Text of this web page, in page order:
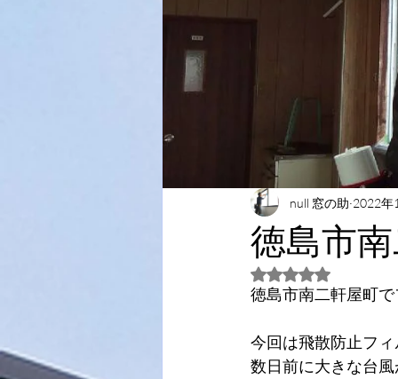
徳島市
null 窓の助 2022年
5つ星のうちNaN
徳島市南二軒屋町
今回は飛散防止フ
数日前に大きな台